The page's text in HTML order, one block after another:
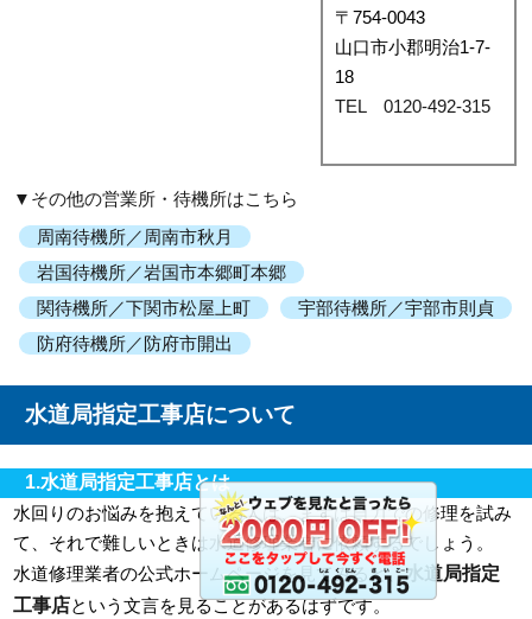
〒754-0043
山口市小郡明治1-7-
18
TEL 0120-492-315
▼その他の営業所・待機所はこちら
周南待機所／周南市秋月
岩国待機所／岩国市本郷町本郷
関待機所／下関市松屋上町
宇部待機所／宇部市則貞
防府待機所／防府市開出
水道局指定工事店について
1.水道局指定工事店とは
水回りのお悩みを抱えている人は、まずは自力での修理を試み
て、それで難しいときは水道修理業者に依頼するでしょう。
水道修理業者の公式ホームページを見てみると、水道局指定
工事店という文言を見ることがあるはずです。